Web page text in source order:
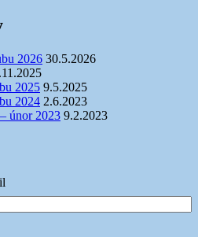
2026 30.5.2026
2025 9.5.2025
2024 2.6.2023
únor 2023 9.2.2023